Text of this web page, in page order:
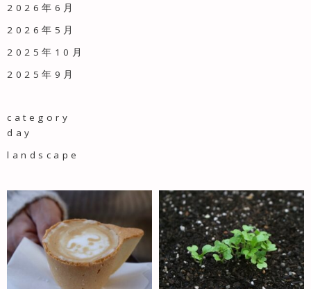
2026年6月
2026年5月
2025年10月
2025年9月
category
day
landscape